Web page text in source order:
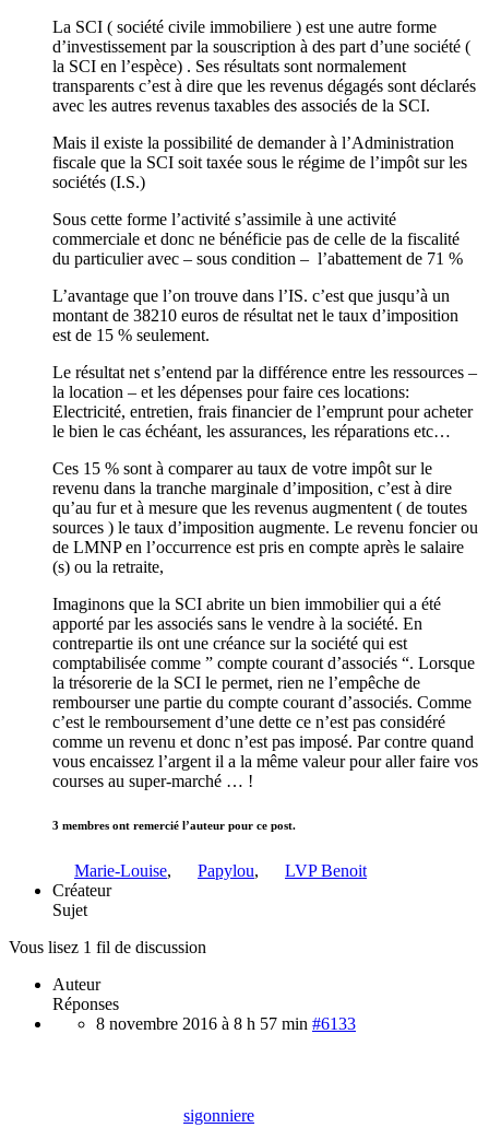
La SCI ( société civile immobiliere ) est une autre forme
d’investissement par la souscription à des part d’une société (
la SCI en l’espèce) . Ses résultats sont normalement
transparents c’est à dire que les revenus dégagés sont déclarés
avec les autres revenus taxables des associés de la SCI.
Mais il existe la possibilité de demander à l’Administration
fiscale que la SCI soit taxée sous le régime de l’impôt sur les
sociétés (I.S.)
Sous cette forme l’activité s’assimile à une activité
commerciale et donc ne bénéficie pas de celle de la fiscalité
du particulier avec – sous condition – l’abattement de 71 %
L’avantage que l’on trouve dans l’IS. c’est que jusqu’à un
montant de 38210 euros de résultat net le taux d’imposition
est de 15 % seulement.
Le résultat net s’entend par la différence entre les ressources –
la location – et les dépenses pour faire ces locations:
Electricité, entretien, frais financier de l’emprunt pour acheter
le bien le cas échéant, les assurances, les réparations etc…
Ces 15 % sont à comparer au taux de votre impôt sur le
revenu dans la tranche marginale d’imposition, c’est à dire
qu’au fur et à mesure que les revenus augmentent ( de toutes
sources ) le taux d’imposition augmente. Le revenu foncier ou
de LMNP en l’occurrence est pris en compte après le salaire
(s) ou la retraite,
Imaginons que la SCI abrite un bien immobilier qui a été
apporté par les associés sans le vendre à la société. En
contrepartie ils ont une créance sur la société qui est
comptabilisée comme ” compte courant d’associés “. Lorsque
la trésorerie de la SCI le permet, rien ne l’empêche de
rembourser une partie du compte courant d’associés. Comme
c’est le remboursement d’une dette ce n’est pas considéré
comme un revenu et donc n’est pas imposé. Par contre quand
vous encaissez l’argent il a la même valeur pour aller faire vos
courses au super-marché … !
3 membres ont remercié l’auteur pour ce post.
Marie-Louise, Papylou,
LVP Benoit
Créateur
Sujet
Vous lisez 1 fil de discussion
Auteur
Réponses
8 novembre 2016 à 8 h 57 min #6133
sigonniere